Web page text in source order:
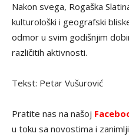
Nakon svega, Rogaška
kulturološki i geografski
odmor u svim godišnjim
različitih aktivnosti.
Tekst: Petar Vušurović
Pratite nas na našoj
u toku sa novostima i